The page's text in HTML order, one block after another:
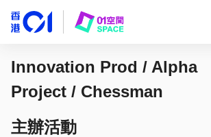
Innovation Prod / Alpha
Project / Chessman
主辦活動